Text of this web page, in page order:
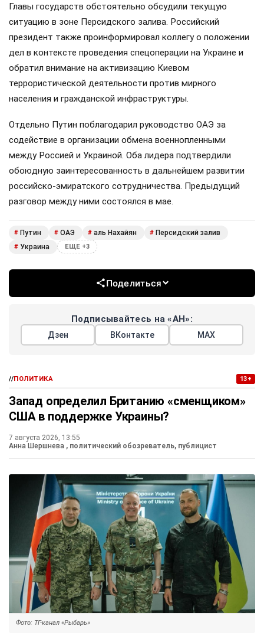
Главы государств обстоятельно обсудили текущую
ситуацию в зоне Персидского залива. Российский
президент также проинформировал коллегу о положении
дел в контексте проведения спецоперации на Украине и
обратил внимание на активизацию Киевом
террористической деятельности против мирного
населения и гражданской инфраструктуры.
Отдельно Путин поблагодарил руководство ОАЭ за
содействие в организации обмена военнопленными
между Россией и Украиной. Оба лидера подтвердили
обоюдную заинтересованность в дальнейшем развитии
российско-эмиратского сотрудничества. Предыдущий
разговор между ними состоялся в мае.
# Путин # ОАЭ # аль Нахайян # Персидский залив
# Украина ЕЩЕ +3
Поделиться
Подписывайтесь на «АН»:
Дзен ВКонтакте МАХ
//ПОЛИТИКА 13+
Запад определил Британию «сменщиком»
США в поддержке Украины?
7 августа 2026, 13:55
Анна Шершнева , политический обозреватель, публицист
Фото: ТГ-канал «Рыбарь»